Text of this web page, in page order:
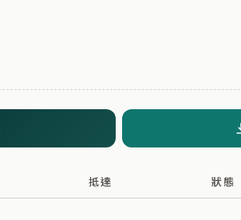
抵達 狀態